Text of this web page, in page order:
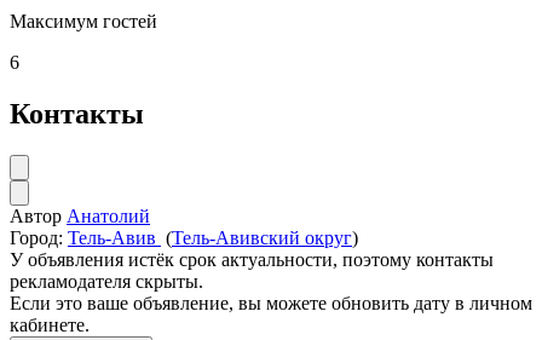
Максимум гостей
6
Контакты
Автор Анатолий
Город: Тель-Авив (Тель-Авивский округ)
У объявления истёк срок актуальности, поэтому контакты
рекламодателя скрыты.
Если это ваше объявление, вы можете обновить дату в личном
кабинете.